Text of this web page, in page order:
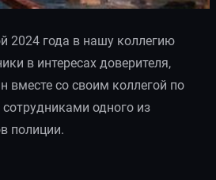
2024 года в нашу коллегию
в интересах доверителя,
вместе со своим коллегой по
одного из
полиции.